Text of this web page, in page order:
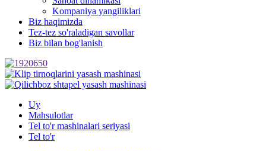
Kompaniya yangiliklari
Biz haqimizda
Tez-tez so'raladigan savollar
Biz bilan bog'lanish
Uy
Mahsulotlar
Tel to'r mashinalari seriyasi
Tel to'r